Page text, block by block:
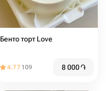
Бенто торт Love
4.77 109 8 000֏